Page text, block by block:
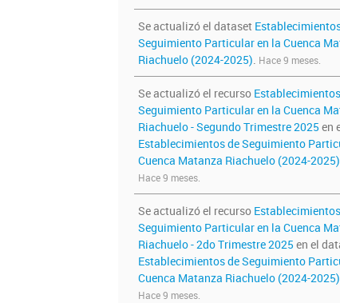
Se actualizó el dataset
Seguimiento Particular en la Cuenca
Riachuelo (2024-2025). Hace 9 meses.
Se actualizó el recurso
Seguimiento Particular en la Cuenca
Riachuelo - Segundo Trimestre 2025 en
Establecimientos de Seguimiento
Cuenca Matanza Riachuelo (2024-2025)
Hace 9 meses.
Se actualizó el recurso
Seguimiento Particular en la Cuenca
Riachuelo - 2do Trimestre 2025 en el
Establecimientos de Seguimiento
Cuenca Matanza Riachuelo (2024-2025)
Hace 9 meses.